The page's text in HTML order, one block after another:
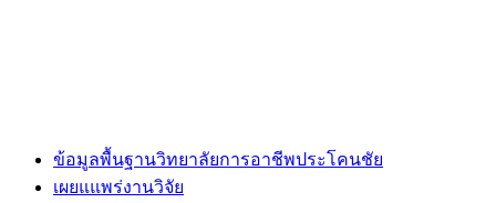
ข้อมูลพื้นฐานวิทยาลัยการอาชีพประโคนชัย
เผยแแพร่งานวิจัย